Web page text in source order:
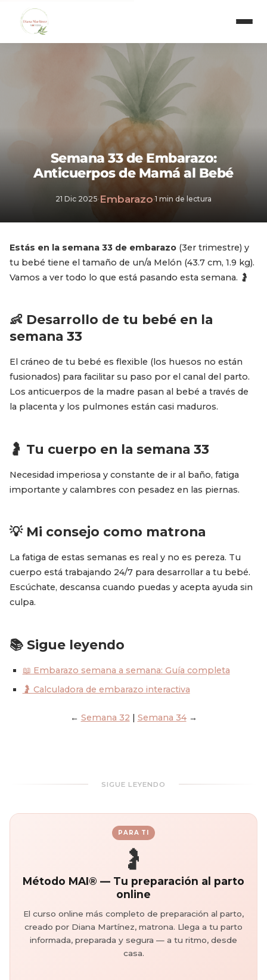
Semana 33 de Embarazo:
Anticuerpos de Mamá al Bebé
21 Dic 2025· Embarazo·1 min de lectura
Estás en la semana 33 de embarazo (3er trimestre) y
tu bebé tiene el tamaño de un/a Melón (43.7 cm, 1.9 kg).
Vamos a ver todo lo que está pasando esta semana. 🤰
👶 Desarrollo de tu bebé en la
semana 33
El cráneo de tu bebé es flexible (los huesos no están
fusionados) para facilitar su paso por el canal del parto.
Los anticuerpos de la madre pasan al bebé a través de
la placenta y los pulmones están casi maduros.
🤰 Tu cuerpo en la semana 33
Necesidad imperiosa y constante de ir al baño, fatiga
importante y calambres con pesadez en las piernas.
💡 Mi consejo como matrona
La fatiga de estas semanas es real y no es pereza. Tu
cuerpo está trabajando 24/7 para desarrollar a tu bebé.
Escúchate, descansa cuando puedas y acepta ayuda sin
culpa.
📚 Sigue leyendo
📖 Embarazo semana a semana: Guía completa
🤰 Calculadora de embarazo interactiva
← Semana 32 | Semana 34→
SIGUE LEYENDO
PARA TI
🤰
Método MAI® — Tu preparación al parto
online
El curso online más completo de preparación al parto,
creado por Diana Martínez, matrona. Llega a tu parto
informada, preparada y segura — a tu ritmo, desde
casa.